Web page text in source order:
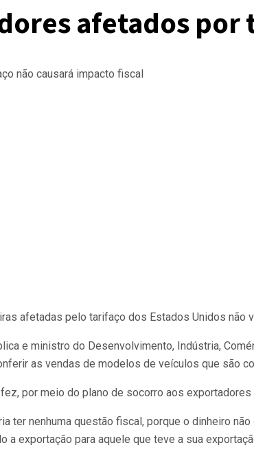
afetados
afetadas pelo tarifaço dos Estados Unidos não
e ministro do Desenvolvimento, Indústria,
as vendas de modelos de veículos que são
por meio do plano de socorro aos
ter nenhuma questão fiscal, porque o dinheiro
exportação para aquele que teve a sua